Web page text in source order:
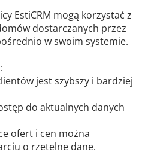
EstiCRM mogą korzystać z
dostarczanych przez
w swoim systemie.
jest szybszy i bardziej
do aktualnych danych
ofert i cen można
o rzetelne dane.